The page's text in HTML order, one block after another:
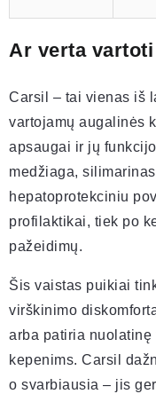
Ar verta
Carsil – tai vienas iš
vartojamų augalinės
apsaugai ir jų
medžiaga,
hepatoprotekciniu
profilaktikai, tiek po
pažeidimų.
Šis vaistas puikiai
virškinimo
arba patiria nuolatinę
kepenims. Carsil
o svarbiausia – jis